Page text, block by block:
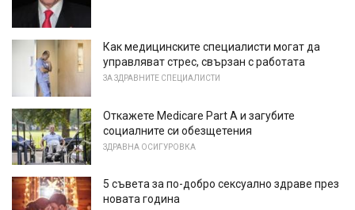
Как медицинските специалисти могат да
управляват стрес, свързан с работата
ЗА ЗДРАВНИТЕ СПЕЦИАЛИСТИ
Откажете Medicare Part A и загубите
социалните си обезщетения
ЗДРАВНА ОСИГУРОВКА
5 съвета за по-добро сексуално здраве през
новата година